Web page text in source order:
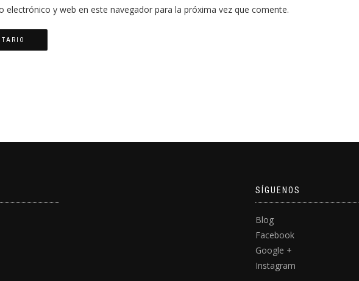
electrónico y web en este navegador para la próxima vez que comente.
SÍGUENOS
Blog
Facebook
Google +
Instagram